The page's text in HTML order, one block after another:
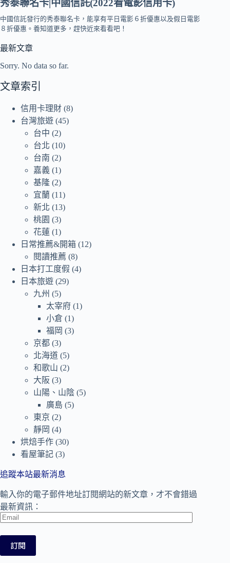
最新文章
Sorry. No data so far.
文章索引
信用卡理財 (8)
台灣旅遊 (45)
台中 (2)
台北 (10)
台南 (2)
嘉義 (1)
基隆 (2)
宜蘭 (11)
新北 (13)
桃園 (3)
花蓮 (1)
日常推薦&開箱 (12)
閱讀推薦 (8)
日本打工度假 (4)
日本旅遊 (29)
九州 (5)
太宰府 (1)
小倉 (1)
福岡 (3)
京都 (3)
北海道 (5)
和歌山 (2)
大阪 (3)
山陽、山陰 (5)
廣島 (5)
東京 (2)
靜岡 (4)
烘焙手作 (30)
看屋筆記 (3)
追蹤本站最新消息
輸入你的電子郵件地址訂閱網站的新文章，才不會錯過
最新資訊：
Email
訂閱